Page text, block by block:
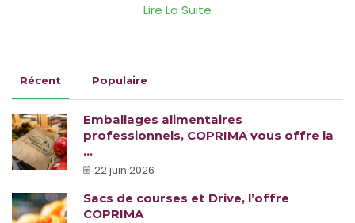
Lire La Suite
Récent Populaire
Emballages alimentaires
professionnels, COPRIMA vous offre la
...
22 juin 2026
Sacs de courses et Drive, l’offre
COPRIMA